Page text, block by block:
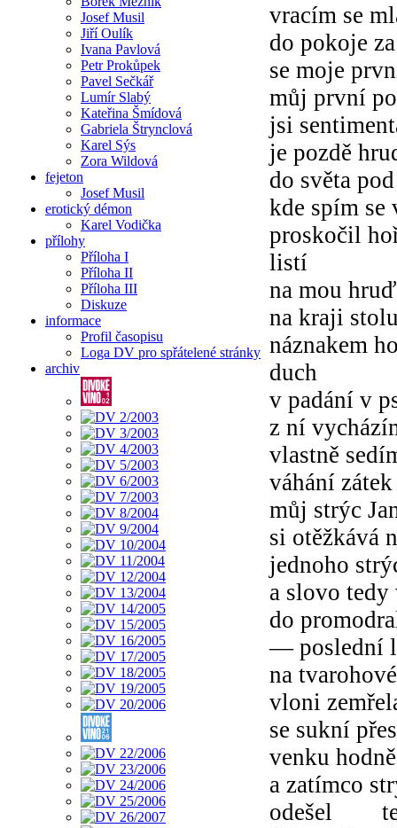
Josef Musil
Jiří Oulík
Ivana Pavlová
Petr Prokůpek
Pavel Sečkář
Lumír Slabý
Kateřina Šmídová
Gabriela Štrynclová
Karel Sýs
Zora Wildová
fejeton
Josef Musil
erotický démon
Karel Vodička
přílohy
Příloha I
Příloha II
Příloha III
Diskuze
informace
Profil časopisu
Loga DV pro spřátelené stránky
archiv
vracím se
do pokoje
se moje
můj první
jsi
je pozdě
do světa
kde spím
proskočil
listí
na mou
na kraji
duch
v padání
z ní
vlastně
váhání
můj strýc
si
jednoho
a slovo tedy
do
— poslední
na
vloni
se sukní
venku
a zatímco
odešel